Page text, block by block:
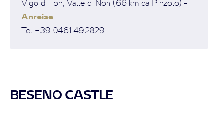
Vigo di Ton, Valle di Non (66 km da Pinzolo) -
Anreise
Tel +39 0461 492829
BESENO CASTLE